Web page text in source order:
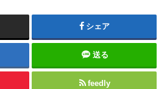
シェア
送る
feedly